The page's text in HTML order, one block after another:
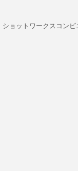
ショットワークスコンビ